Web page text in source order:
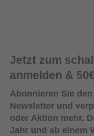
Jetzt zum
anmelden &
Abonnieren Sie
Newsletter und
oder Aktion mehr.
Jahr und ab einem